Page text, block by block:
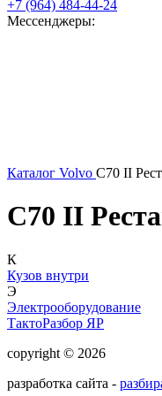
+7 (964) 484-44-24
Мессенджеры:
Каталог Volvo C70 II
C70 II
К
Кузов внутри
Э
Электрооборудование
ТактоРазбор ЯР
copyright © 2026
разработка сайта -